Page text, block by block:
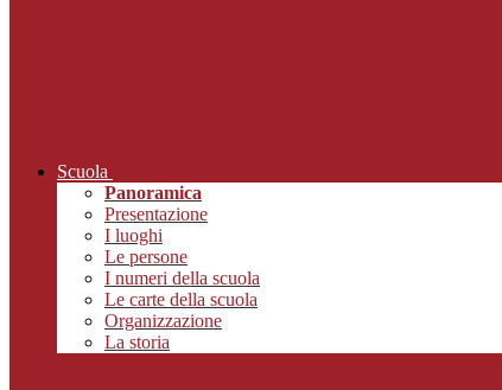
Scuola
Panoramica
Presentazione
I luoghi
Le persone
I numeri della scuola
Le carte della scuola
Organizzazione
La storia